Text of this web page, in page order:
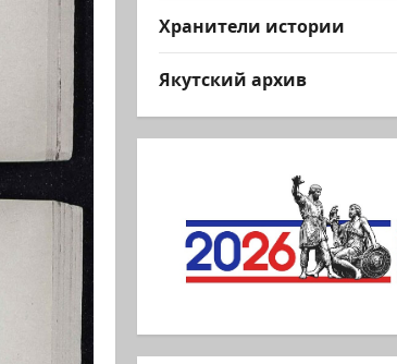
Хранители истории
Якутский архив